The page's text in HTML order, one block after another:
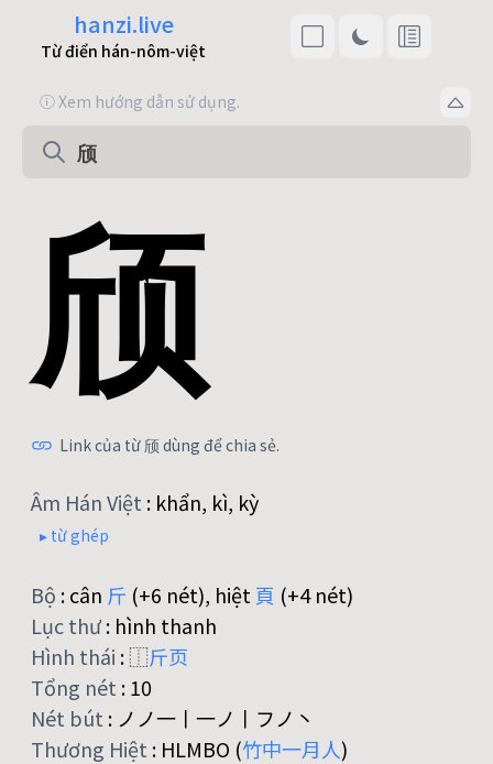
hanzi.live
Từ điển hán-nôm-việt
ⓘ Xem hướng dẫn sử dụng.
颀
Link của từ 颀 dùng để chia sẻ.
Âm Hán Việt : khẩn, kì, kỳ
▸ từ ghép
Bộ :cân 斤 (+6 nét), hiệt 頁 (+4 nét)
Lục thư: hình thanh
Hình thái :⿰斤页
Tổng nét :10
Nét bút : ノノ一丨一ノ丨フノ丶
Thương Hiệt : HLMBO (竹中一月 人)